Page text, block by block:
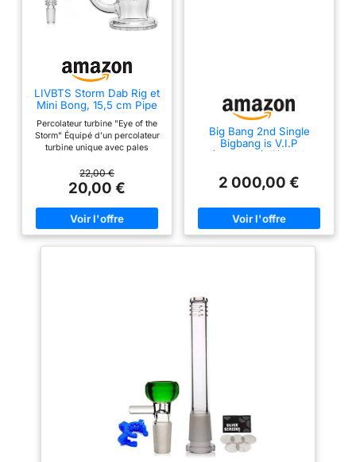
LIVBTS Storm Dab Rig et
Mini Bong, 15,5 cm Pipe
à Eau en Verre
Borosilicate avec
Percolateur Turbine,
Inclus Banger Quartz 14,5
Percolateur turbine "Eye of the
Storm" Équipé d’un percolateur
turbine unique avec pales
dans la chambre d’eau pour
refroidir et filtrer le flux d’air
Tirage fluide et contrôle
équilibré La rotation interne de
la turbine assure une circulation
régulière de l’air à travers l’eau,
chaleur et une bonne stabilité
emballage sécurisé Comprend
un banger en quartz de 14,5 mm
et un bol en verre, protégés par
une mousse sur mesure et un
22,00 €
20,00 €
Big Bang 2nd Single
Bigbang is V.I.P
(CD+VCD) (韓国盤)
2 000,00 €